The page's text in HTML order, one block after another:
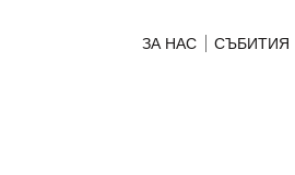
ЗА НАС СЪБИТИЯ